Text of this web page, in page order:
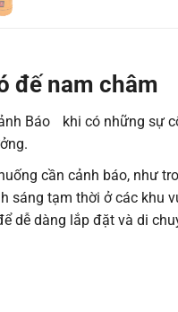
đế nam châm
Báo
khi có những sự
cần cảnh báo, như
sáng tạm thời ở các khu
dễ dàng lắp đặt và di